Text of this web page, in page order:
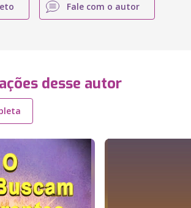
Fale com o autor
desse autor